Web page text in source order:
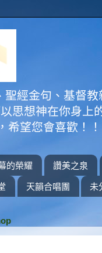
經金句、基督
思想神在你身上
望您會喜歡！！
的榮耀 讚美之泉
天韻合唱團 未